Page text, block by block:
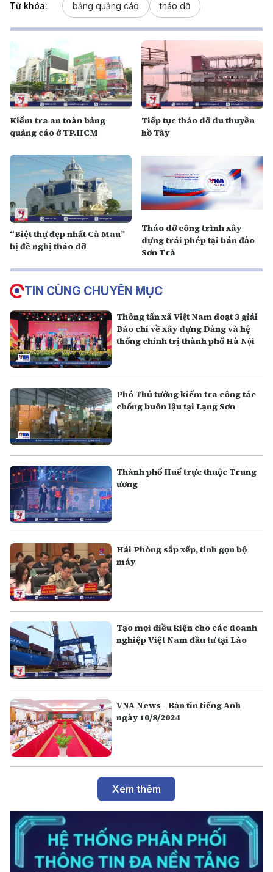
Từ khóa: bảng quảng cáo tháo dỡ
Kiểm tra an toàn bảng
quảng cáo ở TP.HCM
Tiếp tục tháo dỡ du thuyền
hồ Tây
“Biệt thự đẹp nhất Cà Mau”
bị đề nghị tháo dỡ
Tháo dỡ công trình xây
dựng trái phép tại bán đảo
Sơn Trà
TIN CÙNG CHUYÊN MỤC
Thông tấn xã Việt Nam đoạt 3 giải
Báo chí về xây dựng Đảng và hệ
thống chính trị thành phố Hà Nội
Phó Thủ tướng kiểm tra công tác
chống buôn lậu tại Lạng Sơn
Thành phố Huế trực thuộc Trung
ương
Hải Phòng sắp xếp, tinh gọn bộ
máy
Tạo mọi điều kiện cho các doanh
nghiệp Việt Nam đầu tư tại Lào
VNA News - Bản tin tiếng Anh
ngày 10/8/2024
Xem thêm